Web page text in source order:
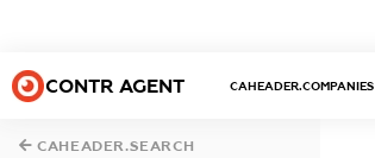
CONTR AGENT CAHEADER.COMPANIES
CAHEADER.SEARCH